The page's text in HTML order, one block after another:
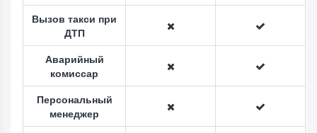
Вызов такси при
ДТП
Аварийный
комиссар
Персональный
менеджер